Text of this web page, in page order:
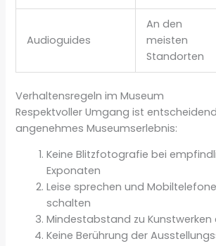
Audioguides
An den
meisten
Standorten
Verhaltensregeln im Museum
Respektvoller Umgang ist
angenehmes Museumserlebnis:
Keine Blitzfotografie bei
Exponaten
Leise sprechen und
schalten
Mindestabstand zu Kunstwerken
Keine Berührung der